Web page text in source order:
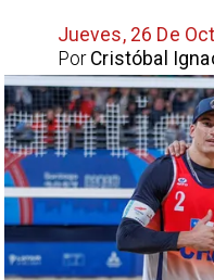
Jueves, 26 De
Cristóbal
Por